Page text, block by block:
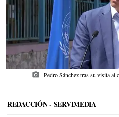
photo_camera Pedro Sánchez tras su visita al
REDACCIÓN - SERVIMEDIA